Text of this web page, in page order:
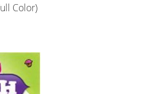
Color)